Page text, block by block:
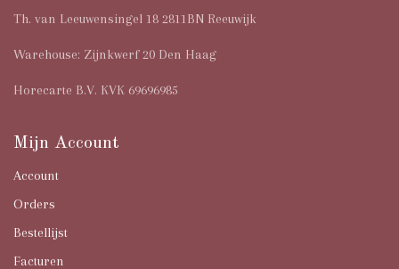
Th. van Leeuwensingel 18 2811BN Reeuwijk
Warehouse: Zijnkwerf 20 Den Haag
Horecarte B.V. KVK 69696985
Mijn Account
Account
Orders
Bestellijst
Facturen